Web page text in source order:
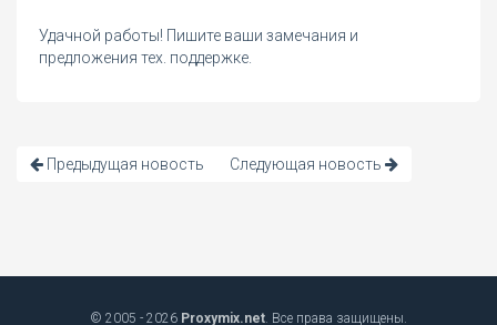
Удачной работы! Пишите ваши замечания и
предложения тех. поддержке.
Предыдущая новость Следующая новость
© 2005 - 2026 Proxymix.net. Все права защищены.